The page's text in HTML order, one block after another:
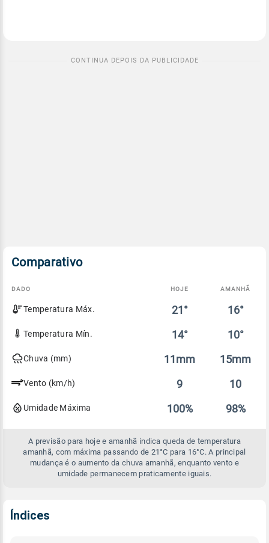
Comparativo
Comparativo
entre
previsão
hoje
DADO HOJE AMANHÃ
Temperatura Máx. 21° 16°
Temperatura Mín. 14° 10°
Chuva (mm) 11mm 15mm
Vento (km/h) 9 10
Umidade Máxima 100% 98%
A previsão para hoje e amanhã indica queda de temperatura
amanhã, com máxima passando de 21°C para 16°C. A principal
mudança é o aumento da chuva amanhã, enquanto vento e
umidade permanecem praticamente iguais.
Índices